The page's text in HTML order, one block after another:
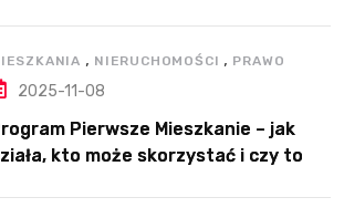
, NIERUCHOMOŚCI , PRAWO
2025-11-08
Pierwsze Mieszkanie – jak
kto może skorzystać i czy to